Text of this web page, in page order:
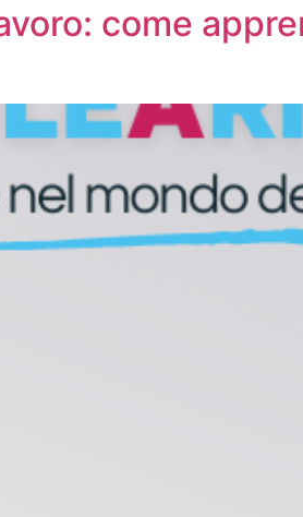
come